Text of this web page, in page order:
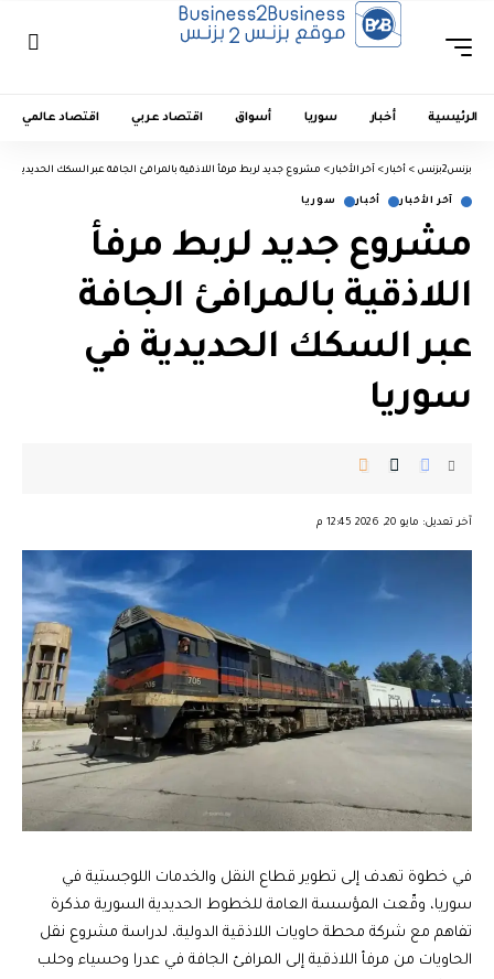
الرئيسية أخبار سوريا أسواق اقتصاد عربي اقتصاد عالمي
بزنس2بزنس > أخبار > آخر الأخبار > مشروع جديد لربط مرفأ اللاذقية بالمرافئ الجافة عبر السكك الحديدية
آخر الأخبار أخبار سوريا
مشروع جديد لربط مرفأ
اللاذقية بالمرافئ الجافة
عبر السكك الحديدية في
سوريا
آخر تعديل: مايو 20, 2026 12:45 م
في خطوة تهدف إلى تطوير قطاع النقل والخدمات اللوجستية في
سوريا، وقّعت المؤسسة العامة للخطوط الحديدية السورية مذكرة
تفاهم مع شركة محطة حاويات اللاذقية الدولية، لدراسة مشروع نقل
الحاويات من مرفأ اللاذقية إلى المرافئ الجافة في عدرا وحسياء وحلب